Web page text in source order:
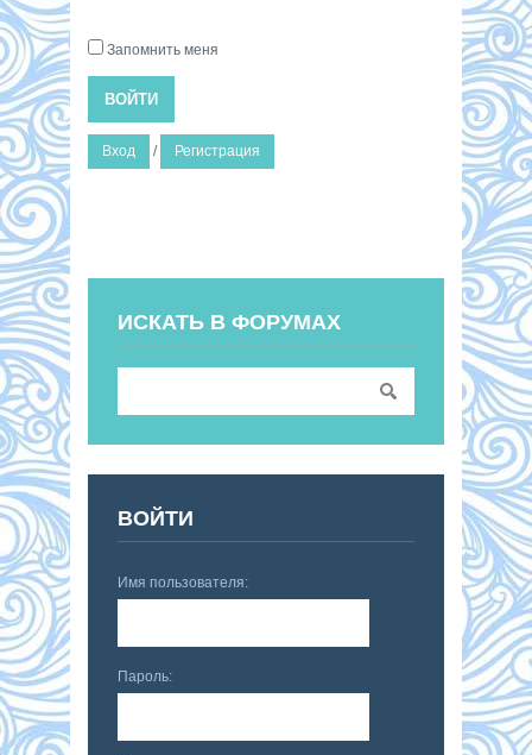
Запомнить меня
ВОЙТИ
Вход / Регистрация
ИСКАТЬ В ФОРУМАХ
ВОЙТИ
Имя пользователя:
Пароль: